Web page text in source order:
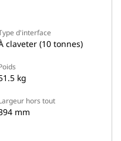
d'interface
claveter (10 tonnes)
kg
hors tout
mm